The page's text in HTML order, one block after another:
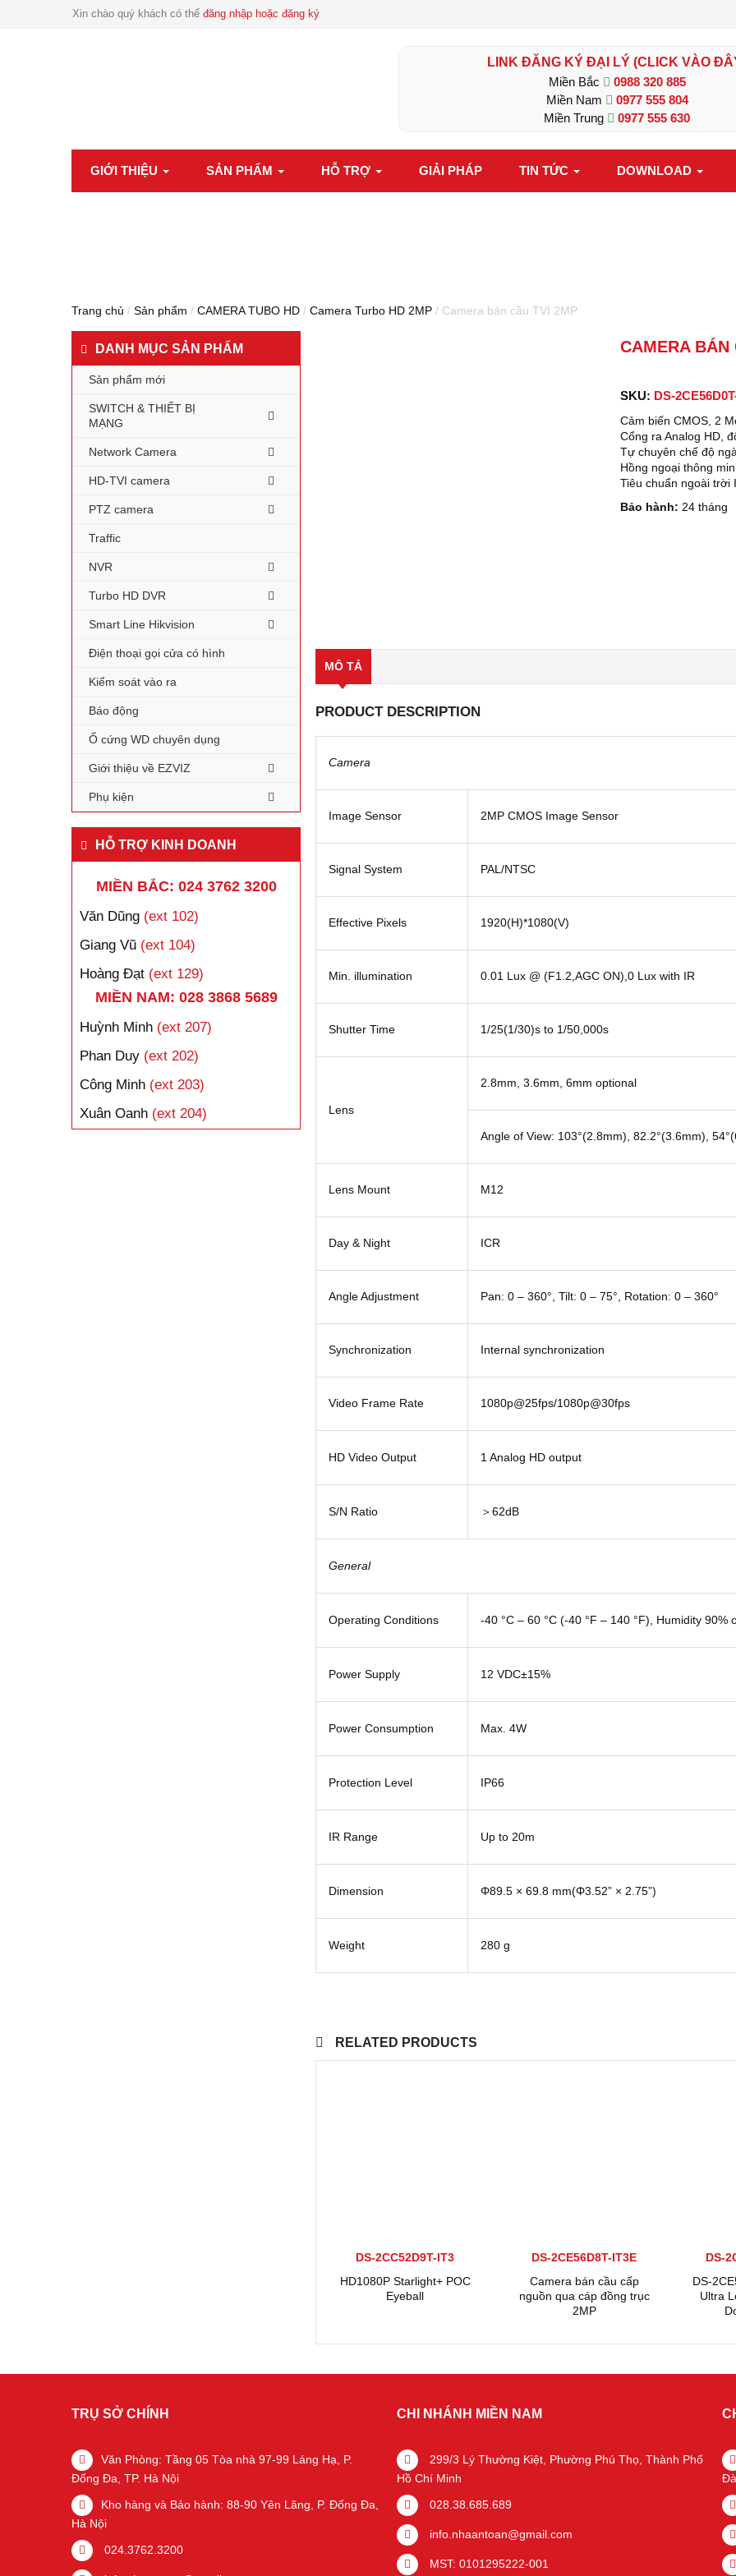
Xin chào quý khách có thể đăng nhập hoặc đăng ký
LINK ĐĂNG KÝ ĐẠI LÝ (CLICK VÀO
Miền Bắc
0988 320 885
Miền Nam
0977 555 804
Miền Trung
0977 555 630
GIỚI THIỆU SẢN PHẨM HỖ TRỢ GIẢI PHÁP TIN TỨC DOWNLOAD
Trang chủ / Sản phẩm / CAMERA TUBO HD / Camera Turbo HD 2MP / Camera bán cầu TVI 2MP
CAMERA BÁN
SKU: DS-
Cảm biến CMOS, 2
Cổng ra Analog HD,
Tự chuyên chế độ
Hồng ngoại thông
Tiêu chuẩn ngoài trời
Bảo hành: 24 tháng
MÔ TẢ
PRODUCT DESCRIPTION
Camera
Image Sensor 2MP CMOS Image Sensor
Signal System PAL/NTSC
Effective Pixels 1920(H)*1080(V)
Min. illumination 0.01 Lux @ (F1.2,AGC ON),0 Lux with IR
Shutter Time 1/25(1/30)s to 1/50,000s
Lens
2.8mm, 3.6mm, 6mm optional
Angle of View: 103°(2.8mm), 82.2°(3.6mm),
Lens Mount M12
Day & Night ICR
Angle Adjustment Pan: 0 – 360°, Tilt: 0 – 75°, Rotation: 0 – 360°
Synchronization Internal synchronization
Video Frame Rate 1080p@25fps/1080p@30fps
HD Video Output 1 Analog HD output
S/N Ratio ＞62dB
General
Operating Conditions -40 °C – 60 °C (-40 °F – 140 °F), Humidity 90%
Power Supply 12 VDC±15%
Power Consumption Max. 4W
Protection Level IP66
IR Range Up to 20m
Dimension Φ89.5 × 69.8 mm(Φ3.52” × 2.75”)
Weight 280 g
RELATED PRODUCTS
DS-2CC52D9T-IT3
HD1080P Starlight+ POC
Eyeball
DS-2CE56D8T-IT3E
Camera bán cầu cấp
nguồn qua cáp đồng trục
2MP
DS-
DS-
Ultra
DANH MỤC SẢN PHẨM
Sản phẩm mới
SWITCH & THIẾT BỊ
MẠNG
Network Camera
HD-TVI camera
PTZ camera
Traffic
NVR
Turbo HD DVR
Smart Line Hikvision
Điện thoại gọi cửa có hình
Kiểm soát vào ra
Báo động
Ổ cứng WD chuyên dụng
Giới thiệu về EZVIZ
Phụ kiện
HỖ TRỢ KINH DOANH
MIỀN BẮC: 024 3762 3200
Văn Dũng (ext 102)
Giang Vũ (ext 104)
Hoàng Đạt (ext 129)
MIỀN NAM: 028 3868 5689
Huỳnh Minh (ext 207)
Phan Duy (ext 202)
Công Minh (ext 203)
Xuân Oanh (ext 204)
TRỤ SỞ CHÍNH
Văn Phòng: Tầng 05 Tòa nhà 97-99 Láng Hạ, P.
Đống Đa, TP. Hà Nội
Kho hàng và Bảo hành: 88-90 Yên Lãng, P. Đống Đa,
Hà Nội
024.3762.3200
CHI NHÁNH MIỀN NAM
299/3 Lý Thường Kiệt, Phường Phú Thọ, Thành Phố
Hồ Chí Minh
028.38.685.689
info.nhaantoan@gmail.com
MST: 0101295222-001